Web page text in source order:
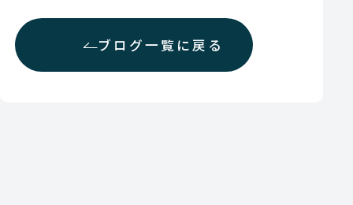
ブログ一覧に戻る